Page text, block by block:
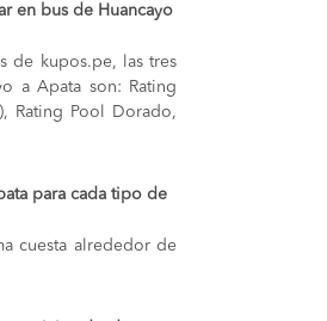
en bus de Huancayo
de kupos.pe, las tres
a Apata son: Rating
Rating Pool Dorado,
para cada tipo de
cuesta alrededor de